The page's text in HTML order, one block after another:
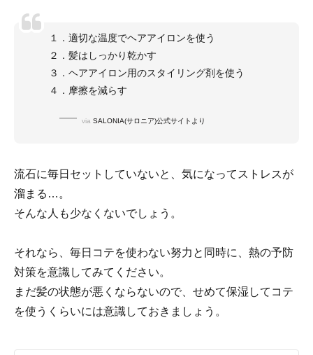
１．適切な温度でヘアアイロンを使う
２．髪はしっかり乾かす
３．ヘアアイロン用のスタイリング剤を使う
４．摩擦を減らす
via SALONIA(サロニア)公式サイトより
流石に毎日セットしていないと、気になってストレスが
溜まる…。
そんな人も少なくないでしょう。
それなら、毎日コテを使わない努力と同時に、熱の予防
対策を意識してみてください。
まだ髪の状態が悪くならないので、せめて保湿してコテ
を使うくらいには意識しておきましょう。